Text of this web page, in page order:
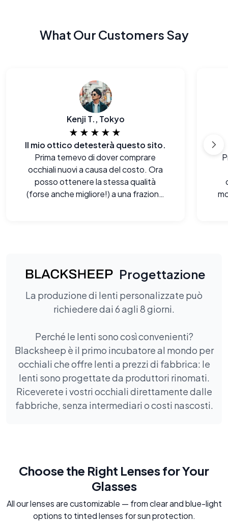
What Our Customers Say
Kenji T., Tokyo
★★★★★
Il mio ottico detesterà questo sito.
Prima temevo di dover comprare
occhiali nuovi a causa del costo. Ora
posso ottenere la stessa qualità
(forse anche migliore!) a una frazione
Progettazione
La produzione di lenti personalizzate può
richiedere dai 6 agli 8 giorni.
Perché le lenti sono così convenienti?
Blacksheep è il primo incubatore al mondo per
occhiali che offre lenti a prezzi di fabbrica: le
lenti sono progettate da produttori rinomati.
Riceverete i vostri occhiali direttamente dalle
fabbriche, senza intermediari o costi nascosti.
Choose the Right Lenses for Your
Glasses
All our lenses are customizable — from clear and blue-light
options to tinted lenses for sun protection.